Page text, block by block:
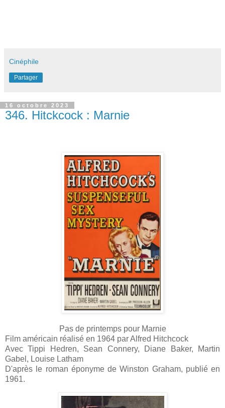
Cinéphile
Partager
16 octobre 2023
346. Hitckcock : Marnie
Pas de printemps pour Marnie
Film américain réalisé en 1964 par Alfred Hitchcock
Avec Tippi Hedren, Sean Connery, Diane Baker, Martin
Gabel, Louise Latham
D'après le roman éponyme de Winston Graham, publié en
1961.